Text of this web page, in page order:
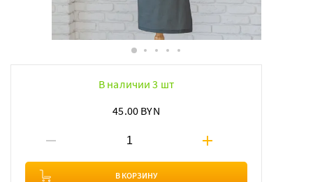
В наличии 3 шт
45.00 BYN
В КОРЗИНУ